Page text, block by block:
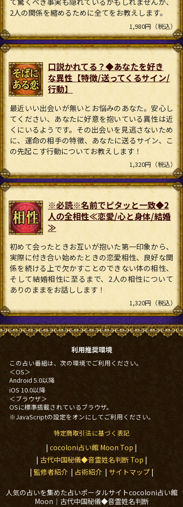
2人の関係を縮めるために全てをお教えします。
1,980円（税込）
口説かれてる？◆あなたを好き
な異性【特徴/送ってくるサイン/
行動】
最近いい出会いが無いとお悩みのあなた。安心し
てください、あなたに好意を抱いている異性は近
くにいるようです。その出会いを見逃さないため
に、運命の相手の特徴、あなたに送るサイン、こ
の先起こす行動についてお教えします！
1,320円（税込）
※必読※名前でピタッと一致◆2
人の全相性≪恋愛/心と身体/結婚
≫
初めて会ったときお互いが抱いた第一印象から、
実際に付き合い始めたときの恋愛相性、良好な関
係を続ける上で欠かすことのできない体の相性、
そして結婚相性に至るまで、2人の相性について
ありのままをお話しします！
1,320円（税込）
利用推奨環境
この占い番組は、次の環境でご利用ください。
＜OS＞
Android 5.0以降
iOS 10.0以降
＜ブラウザ＞
OSに標準搭載されているブラウザ。
※JavaScriptの設定をオンにしてご利用ください。
特定商取引法に基づく表記
| cocoloni占い館 Moon Top |
| 古代中国秘儀◆音霊姓名判断Top |
| 監修者紹介 | 占術紹介 | サイトマップ|
人気の占いを集めた占いポータルサイトcocoloni占い館
Moon｜ 古代中国秘儀◆音霊姓名判断